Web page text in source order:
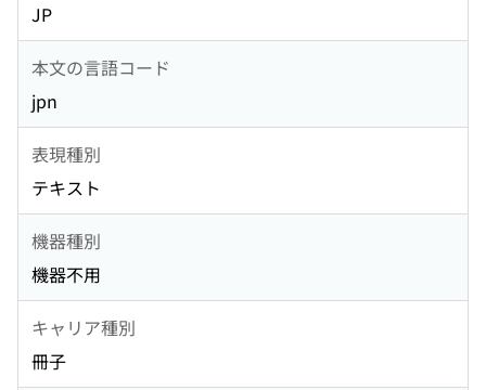
JP
本文の言語コード
jpn
表現種別
テキスト
機器種別
機器不用
キャリア種別
冊子